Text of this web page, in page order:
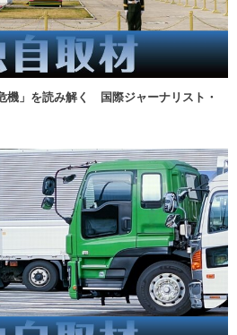
機」を読み解く 国際ジャーナリスト・